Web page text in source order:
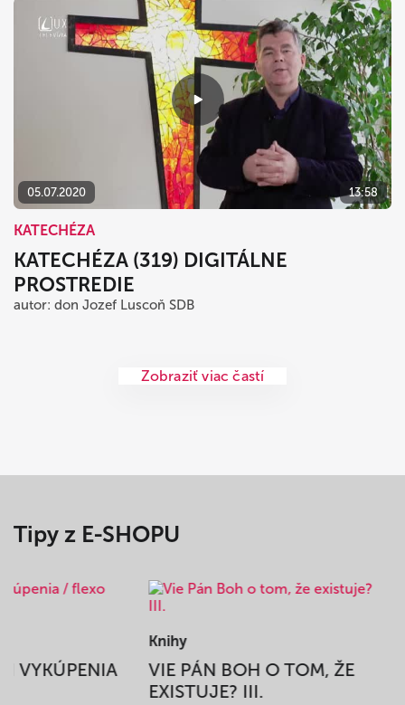
05.07.2020 13:58
KATECHÉZA
KATECHÉZA (319) DIGITÁLNE
PROSTREDIE
autor: don Jozef Luscoň SDB
Zobraziť viac častí
Tipy z E-SHOPU
VYKÚPENIA
Knihy
VIE PÁN BOH O TOM, ŽE
EXISTUJE? III.